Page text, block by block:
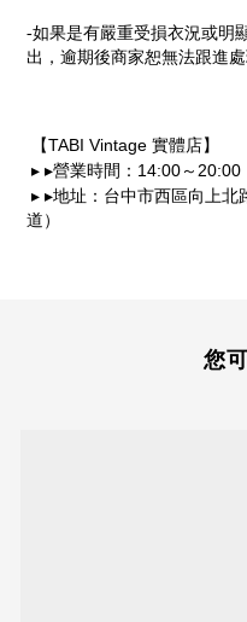
-如果是有嚴重受損衣況或明
出，逾期後商家恕無法跟進處
【TABI Vintage 實體店】
▸▸營業時間： 14:00 ～ 20:00
▸▸地址：台中市西區向上北
道）
您